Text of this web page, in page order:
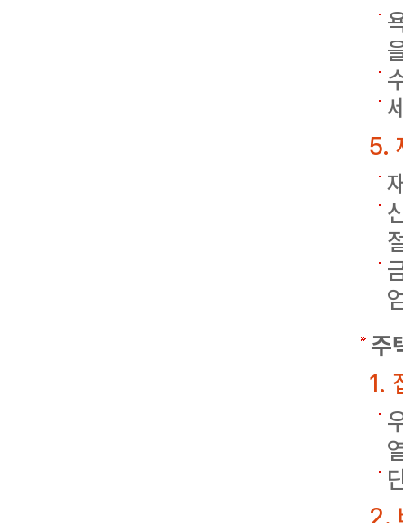
5.
주
1.